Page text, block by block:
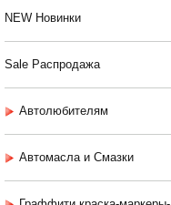
NEW Новинки
Sale Распродажа
Автолюбителям
Автомасла и Смазки